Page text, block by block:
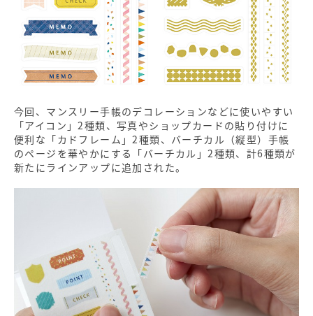
今回、マンスリー手帳のデコレーションなどに使いやすい
「アイコン」2種類、写真やショップカードの貼り付けに
便利な「カドフレーム」2種類、バーチカル（縦型）手帳
のページを華やかにする「バーチカル」2種類、計6種類が
新たにラインアップに追加された。